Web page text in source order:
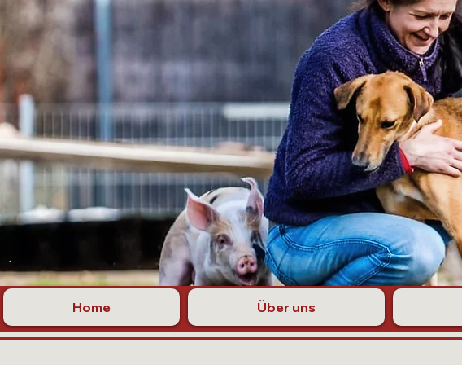
Home Über uns